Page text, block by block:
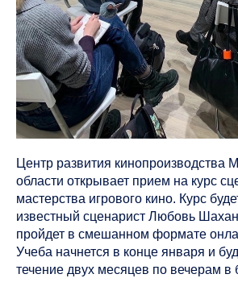
Центр развития кинопроизводства
области открывает прием на курс
мастерства игрового кино. Курс
известный сценарист Любовь
пройдет в смешанном формате
Учеба начнется в конце января и
течение двух месяцев по вечерам в